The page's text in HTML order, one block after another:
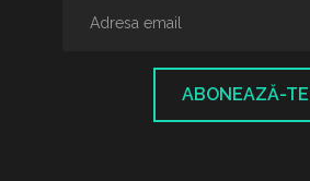
ABONEAZĂ-TE